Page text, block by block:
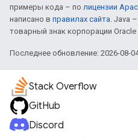
примеры кода – по лицензии
написано в правилах сайта. Java
товарный знак корпорации
Последнее обновление: 2026-08-
Stack Overflow
GitHub
Discord